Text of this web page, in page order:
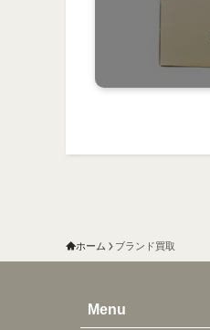
ホーム ブランド買取
Menu